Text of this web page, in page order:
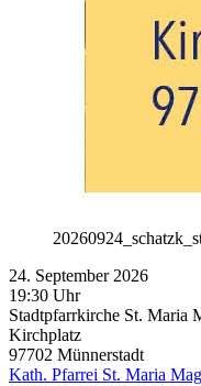
24. September 2026
19:30 Uhr
Stadtpfarrkirche St. Maria
Kirchplatz
97702 Münnerstadt
Kath. Pfarrei St. Maria